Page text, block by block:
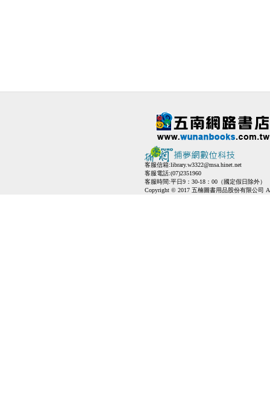
客服信箱:library.w3322@msa.hinet.net
客服電話:(07)2351960
客服時間:平日9：30-18：00（國定假日除外）
Copyright © 2017 五楠圖書用品股份有限公司